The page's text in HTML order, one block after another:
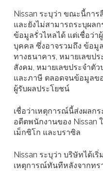
Nissan ระบุว่า ขณะนี้กา
และยังไม่สามารถระบุผล
ข้อมูลรั่วไหลได้ แต่เชื่อว่า
บุคคล ซึ่งอาจรวมถึง ข้อมู
ทางธนาคาร, หมายเลขป
สังคม, หมายเลขประจำตั
และภาษี ตลอดจนข้อมูลข
ผู้รับผลประโยชน์
เชื่อว่าเหตุการณ์นี้ส่งผลก
อดีตพนักงานของ Nissan
เม็กซิโก และบราซิล
Nissan ระบุว่า บริษัทได้เ
เหตุการณ์ทันทีหลังจากท